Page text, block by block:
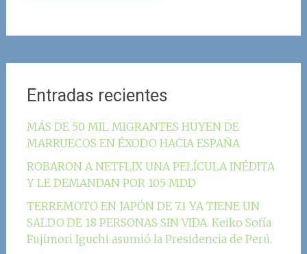
Entradas recientes
MÁS DE 50 MIL MIGRANTES HUYEN DE
MARRUECOS EN ÉXODO HACIA ESPAÑA
ROBARON A NETFLIX UNA PELÍCULA INÉDITA
Y LE DEMANDAN POR 105 MDD
TERREMOTO EN JAPÓN DE 7.1 YA TIENE UN
SALDO DE 18 PERSONAS SIN VIDA. Keiko Sofía
Fujimori Iguchi asumió la Presidencia de Perú.